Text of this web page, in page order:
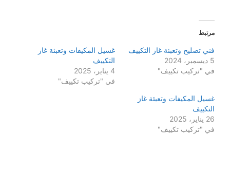
مرتبط
فني تصليح وتعبئة غاز التكييف
5 ديسمبر، 2024
في "تركيب تكييف"
غسيل المكيفات وتعبئة غاز
التكييف
4 يناير، 2025
في "تركيب تكييف"
غسيل المكيفات وتعبئة غاز
التكييف
26 يناير، 2025
في "تركيب تكييف"